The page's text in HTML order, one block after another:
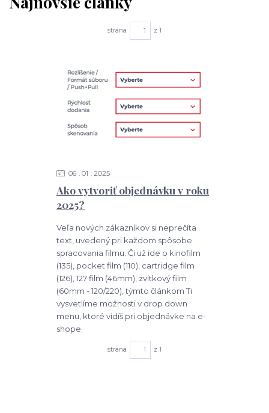
strana z 1
Ako vytvoriť objednávku v roku
2025?
06 01 2025
Veľa nových zákazníkov si neprečíta
text, uvedený pri každom spôsobe
spracovania filmu. Či už ide o kinofilm
(135), pocket film (110), cartridge film
(126), 127 film (46mm), zvitkový film
(60mm - 120/220), týmto článkom Ti
vysvetlíme možnosti v drop down
menu, ktoré vidíš pri objednávke na e-
shope.
strana z 1